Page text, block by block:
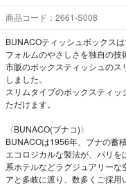
商品コード：2661-S008
BUNACOティッシュボックス
フォルムのやさしさを独自の技
市販のボックスティッシュの
しました。
スリムタイプのボックスティ
ただけます。
〈BUNACO(ブナコ)〉
BUNACOは1956年、ブナの蓄
エコロジカルな製法が、パリ
系ホテルなどラグジュアリー
アと多岐に渡り、数多くご採用